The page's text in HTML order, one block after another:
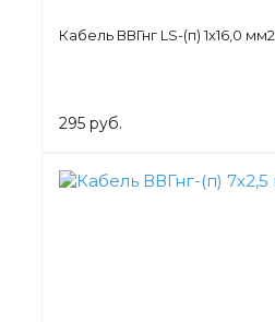
Кабель ВВГнг LS-(п) 1х16,0 мм2
295 руб.